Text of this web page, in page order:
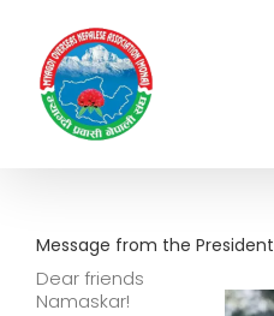
content
Message from the President
Dear friends
Namaskar!